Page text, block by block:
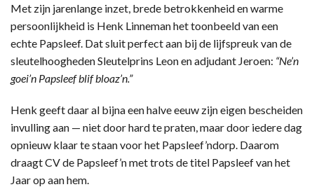
Met zijn jarenlange inzet, brede betrokkenheid en warme
persoonlijkheid is Henk Linneman het toonbeeld van een
echte Papsleef. Dat sluit perfect aan bij de lijfspreuk van de
sleutelhoogheden Sleutelprins Leon en adjudant Jeroen: “Ne’n
goei’n Papsleef blif bloaz’n.”
Henk geeft daar al bijna een halve eeuw zijn eigen bescheiden
invulling aan — niet door hard te praten, maar door iedere dag
opnieuw klaar te staan voor het Papsleef’ndorp. Daarom
draagt CV de Papsleef’n met trots de titel Papsleef van het
Jaar op aan hem.